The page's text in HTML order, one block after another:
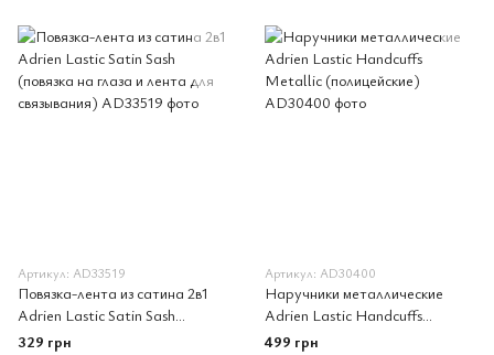
Артикул: AD33519
Повязка-лента из сатина 2в1
Adrien Lastic Satin Sash
(повязка на глаза и лента для
329 грн
Артикул: AD30400
Наручники металлические
Adrien Lastic Handcuffs
Metallic (полицейские)
499 грн